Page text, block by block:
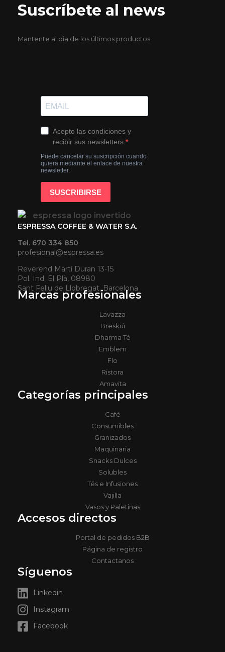
Suscríbete al news
Mantente al dia de los últimos productos
ESPRESSA COFFEE & WATER S.A.
Tel. 670 334 850
profesional@espressa.es
Reverend Martí Duran 13-15
Pol. Ind. El Plà, 08980
Sant Feliu de Llobregat, Barcelona
Marcas profesionales
Lavazza
Bresküì
Dharma Té
Emblem
Flo
Ristora
Amavita
Categorías principales
Café
Consumibles
Granizados
Maquinaria
Snacks Dulces
Solubles
Tés e Infusiones
Vajilla
Vasos y Paletinas
Accesos directos
Portal de pedidos B2B
Página de registro
Contactanos
Síguenos
Linkedin
Instagram
Facebook